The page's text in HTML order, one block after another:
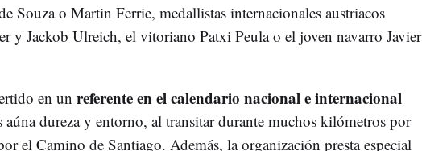
Souza o Martin Ferrie, medallistas internacionales austriacos
y Jackob Ulreich, el vitoriano Patxi Peula o el joven navarro Javier
en un referente en el calendario nacional e internacional
aúna dureza y entorno, al transitar durante muchos kilómetros por
el Camino de Santiago. Además, la organización presta especial